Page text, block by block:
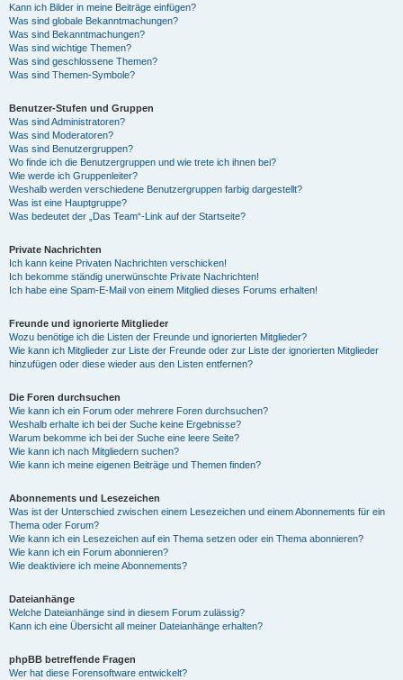
Kann ich Bilder in meine Beiträge einfügen?
Was sind globale Bekanntmachungen?
Was sind Bekanntmachungen?
Was sind wichtige Themen?
Was sind geschlossene Themen?
Was sind Themen-Symbole?
Benutzer-Stufen und Gruppen
Was sind Administratoren?
Was sind Moderatoren?
Was sind Benutzergruppen?
Wo finde ich die Benutzergruppen und wie trete ich ihnen bei?
Wie werde ich Gruppenleiter?
Weshalb werden verschiedene Benutzergruppen farbig dargestellt?
Was ist eine Hauptgruppe?
Was bedeutet der „Das Team“-Link auf der Startseite?
Private Nachrichten
Ich kann keine Privaten Nachrichten verschicken!
Ich bekomme ständig unerwünschte Private Nachrichten!
Ich habe eine Spam-E-Mail von einem Mitglied dieses Forums erhalten!
Freunde und ignorierte Mitglieder
Wozu benötige ich die Listen der Freunde und ignorierten Mitglieder?
Wie kann ich Mitglieder zur Liste der Freunde oder zur Liste der ignorierten Mitglieder
hinzufügen oder diese wieder aus den Listen entfernen?
Die Foren durchsuchen
Wie kann ich ein Forum oder mehrere Foren durchsuchen?
Weshalb erhalte ich bei der Suche keine Ergebnisse?
Warum bekomme ich bei der Suche eine leere Seite?
Wie kann ich nach Mitgliedern suchen?
Wie kann ich meine eigenen Beiträge und Themen finden?
Abonnements und Lesezeichen
Was ist der Unterschied zwischen einem Lesezeichen und einem Abonnements für ein
Thema oder Forum?
Wie kann ich ein Lesezeichen auf ein Thema setzen oder ein Thema abonnieren?
Wie kann ich ein Forum abonnieren?
Wie deaktiviere ich meine Abonnements?
Dateianhänge
Welche Dateianhänge sind in diesem Forum zulässig?
Kann ich eine Übersicht all meiner Dateianhänge erhalten?
phpBB betreffende Fragen
Wer hat diese Forensoftware entwickelt?